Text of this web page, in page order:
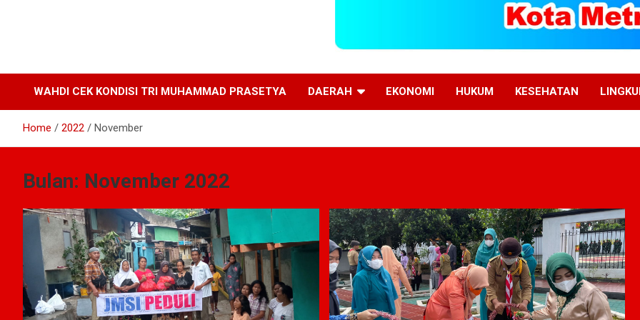
WAHDI CEK KONDISI TRI MUHAMMAD PRASETYA DAERAH EKONOMI HUKUM KESEHATAN
Home 2022 November
Bulan: November 2022